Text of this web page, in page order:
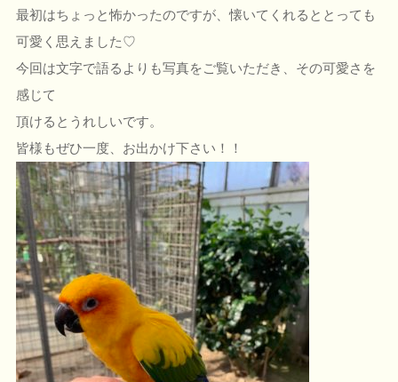
最初はちょっと怖かったのですが、懐いてくれるととっても
可愛く思えました♡
今回は文字で語るよりも写真をご覧いただき、その可愛さを
感じて
頂けるとうれしいです。
皆様もぜひ一度、お出かけ下さい！！